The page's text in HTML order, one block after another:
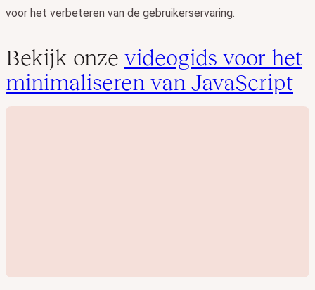
voor het verbeteren van de gebruikerservaring.
Bekijk onze videogids voor het
minimaliseren van JavaScript